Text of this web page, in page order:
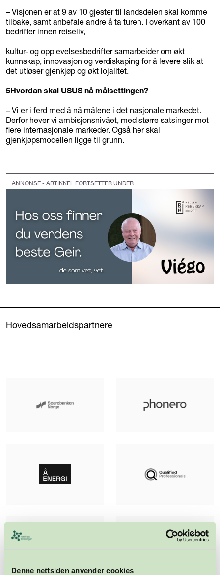
Denne nettsiden anvender cookies
– Visjonen er at 9 av 10 gjester til landsdelen skal komme
tilbake, samt anbefale andre å ta turen. I overkant av 100
bedrifter innen reiseliv,
kultur- og opplevelsesbedrifter samarbeider om økt
kunnskap, innovasjon og verdiskaping for å levere slik at
det utløser gjenkjøp og økt lojalitet.
5Hvordan skal USUS nå målsettingen?
– Vi er i ferd med å nå målene i det nasjonale markedet.
Derfor hever vi ambisjonsnivået, med større satsinger mot
flere internasjonale markeder. Også her skal
gjenkjøpsmodellen ligge til grunn.
ANNONSE - ARTIKKEL FORTSETTER UNDER
Hovedsamarbeidspartnere